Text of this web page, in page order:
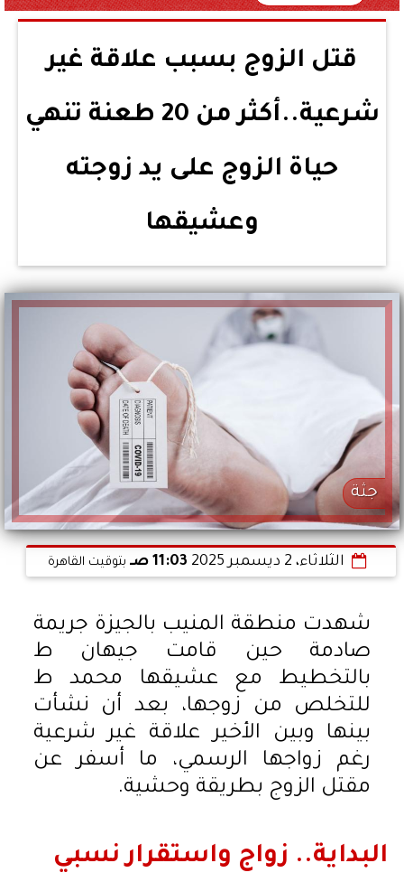
قتل الزوج بسبب علاقة غير
شرعية..أكثر من 20 طعنة تنهي
حياة الزوج على يد زوجته
وعشيقها
جثة
الثلاثاء، 2 ديسمبر 2025 11:03 صـ بتوقيت القاهرة
شهدت منطقة المنيب بالجيزة جريمة
صادمة حين قامت جيهان ط
بالتخطيط مع عشيقها محمد ط
للتخلص من زوجها، بعد أن نشأت
بينها وبين الأخير علاقة غير شرعية
رغم زواجها الرسمي، ما أسفر عن
مقتل الزوج بطريقة وحشية.
البداية.. زواج واستقرار نسبي